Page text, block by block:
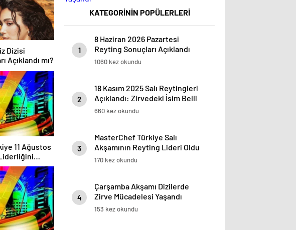
Dizisi
Açıklandı mı?
11 Ağustos
KATEGORİNİN POPÜLERLERİ
1
8 Haziran 2026 Pazartesi
Reyting Sonuçları Açıklandı
1060 kez okundu
2
18 Kasım 2025 Salı Reytingleri
Açıklandı: Zirvedeki İsim Belli
Oldu
660 kez okundu
3
MasterChef Türkiye Salı
Akşamının Reyting Lideri Oldu
170 kez okundu
4
Çarşamba Akşamı Dizilerde
Zirve Mücadelesi Yaşandı
153 kez okundu